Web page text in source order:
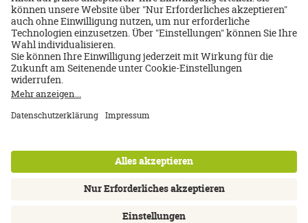
Mitteleuropa/Irland
Galway Bay Hotel
8 Tage/Frühstück
Inkl. Flug ab/bis Deutschland
02.11.2026
Über uns
DatenschutzAGBNutzungsbedingungen
Inhalte: Standards & MeldungBarrierefreiheitserklärung